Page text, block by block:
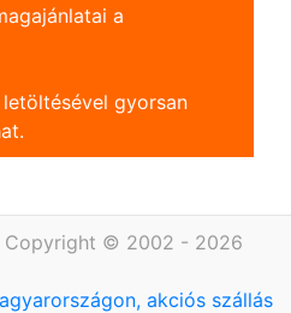
a
gyorsan
Copyright © 2002 - 2026
akciós szállás